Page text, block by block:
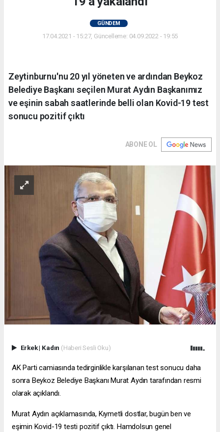
GÜNDEM
17.04.2021 - 15:27, Güncelleme: 04.09.2022 - 19:55
Zeytinburnu'nu 20 yıl yöneten ve ardından Beykoz
Belediye Başkanı seçilen Murat Aydın Başkanımız
ve eşinin sabah saatlerinde belli olan Kovid-19 test
sonucu pozitif çıktı
ABONE OL
Erkek| Kadın (Haberi Sesli Oku)
AK Parti camiasında tedirginlikle karşılanan test sonucu daha
sonra Beykoz Belediye Başkanı Murat Aydın tarafından resmi
olarak açıklandı.
Murat Aydın açıklamasında, Kıymetli dostlar, bugün ben ve
eşimin Kovid-19 testi pozitif çıktı. Hamdolsun genel